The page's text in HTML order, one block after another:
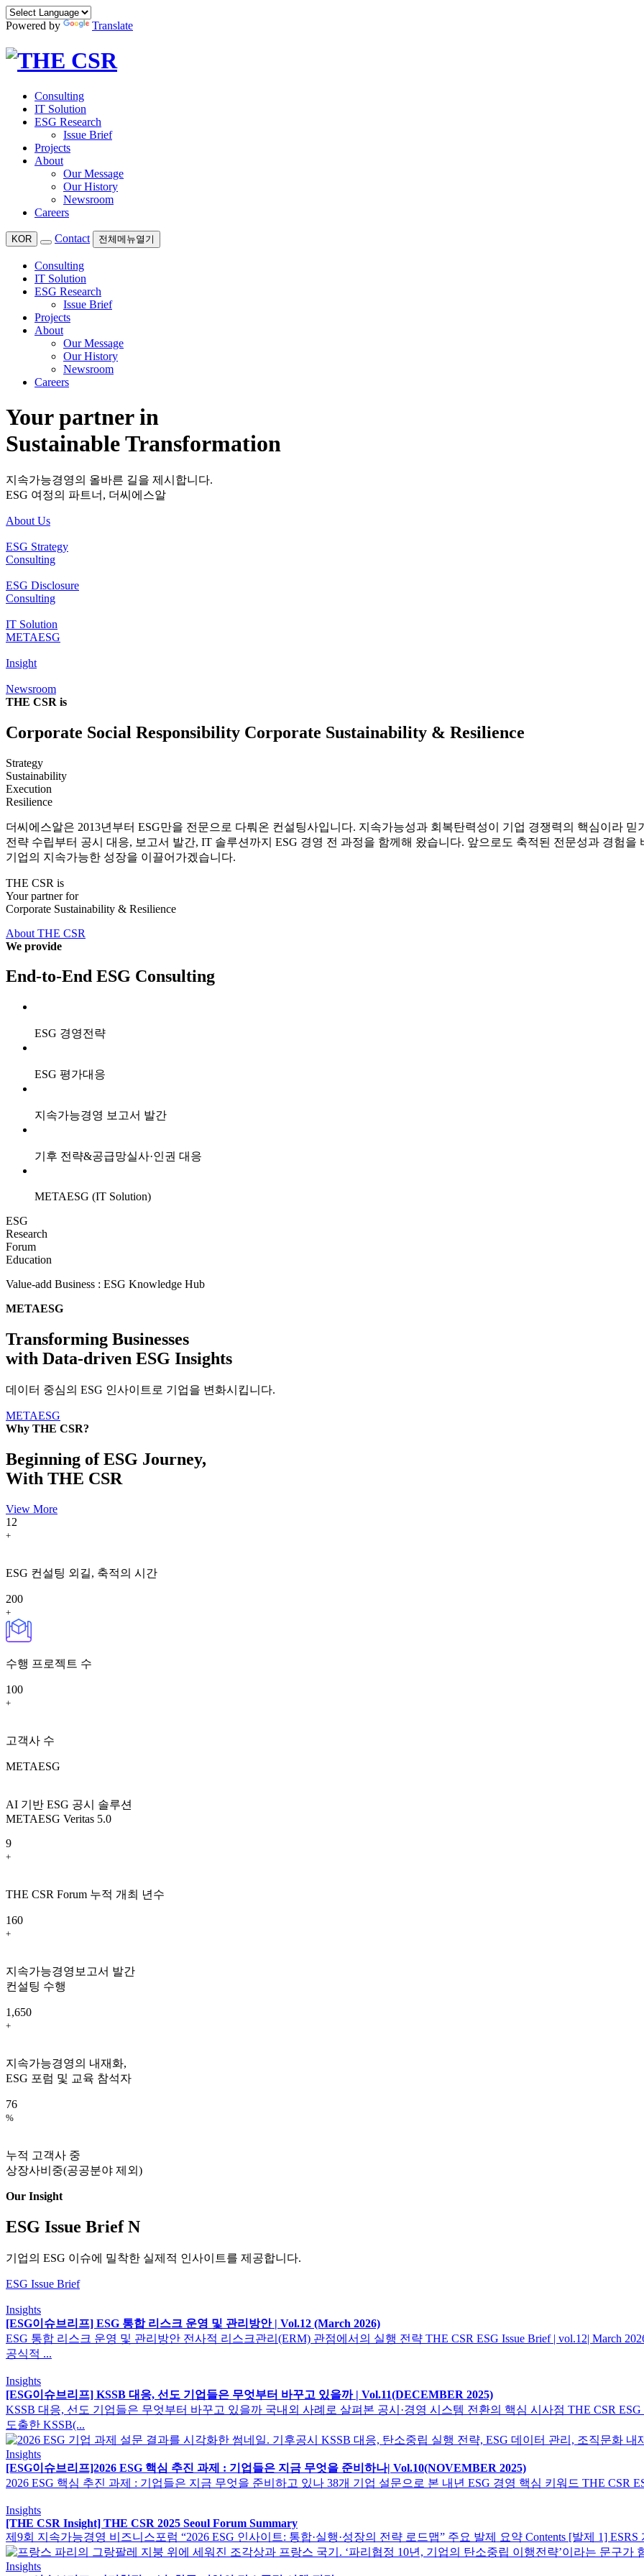
Powered by Translate
Consulting
IT Solution
ESG Research
Issue Brief
Projects
About
Our Message
Our History
Newsroom
Careers
KOR Contact 전체메뉴열기
Consulting
IT Solution
ESG Research
Issue Brief
Projects
About
Our Message
Our History
Newsroom
Careers
Your partner in
Sustainable Transformation
지속가능경영의 올바른 길을 제시합니다.
ESG 여정의 파트너, 더씨에스알
About Us
ESG Strategy
Consulting
ESG Disclosure
Consulting
IT Solution
METAESG
Insight
Newsroom
THE CSR is
Corporate Social Responsibility Corporate Sustainability & Resilience
Strategy
Sustainability
Execution
Resilience
더씨에스알은 2013년부터 ESG만을 전문으로 다뤄온 컨설팅사입니다. 지속가능성과 회복탄력성이 기업 경쟁력의 핵심이라 믿
전략 수립부터 공시 대응, 보고서 발간, IT 솔루션까지 ESG 경영 전 과정을 함께해 왔습니다. 앞으로도 축적된 전문성과 경험을
기업의 지속가능한 성장을 이끌어가겠습니다.
THE CSR is
Your partner for
Corporate Sustainability & Resilience
About THE CSR
We provide
End-to-End ESG Consulting
ESG 경영전략
ESG 평가대응
지속가능경영 보고서 발간
기후 전략&공급망실사·인권 대응
METAESG (IT Solution)
ESG
Research
Forum
Education
Value-add Business : ESG Knowledge Hub
METAESG
Transforming Businesses
with Data-driven ESG Insights
데이터 중심의 ESG 인사이트로 기업을 변화시킵니다.
METAESG
Why THE CSR?
Beginning of ESG Journey,
With THE CSR
View More
12
+
ESG 컨설팅 외길, 축적의 시간
200
+
수행 프로젝트 수
100
+
고객사 수
METAESG
AI 기반 ESG 공시 솔루션
METAESG Veritas 5.0
9
+
THE CSR Forum 누적 개최 년수
160
+
지속가능경영보고서 발간
컨설팅 수행
1,650
+
지속가능경영의 내재화,
ESG 포럼 및 교육 참석자
76
%
누적 고객사 중
상장사비중(공공분야 제외)
Our Insight
ESG Issue BriefN
기업의 ESG 이슈에 밀착한 실제적 인사이트를 제공합니다.
ESG Issue Brief
Insights
[ESG이슈브리프] ESG 통합 리스크 운영 및 관리방안 | Vol.12 (March 2026)
ESG 통합 리스크 운영 및 관리방안 전사적 리스크관리(ERM) 관점에서의 실행 전략 THE CSR ESG Issue Brief | vol.12| March
공식적 ...
Insights
[ESG이슈브리프] KSSB 대응, 선도 기업들은 무엇부터 바꾸고 있을까​ ​| Vol.11(DECEMBER 2025)
KSSB 대응, 선도 기업들은 무엇부터 바꾸고 있을까 국내외 사례로 살펴본 공시·경영 시스템 전환의 핵심 시사점 THE CSR ESG
도출한 KSSB(...
Insights
[ESG이슈브리프]2026 ESG 핵심 추진 과제 : 기업들은 지금 무엇을 준비하나​| Vol.10(NOVEMBER 2025)
2026 ESG 핵심 추진 과제 : 기업들은 지금 무엇을 준비하고 있나 38개 기업 설문으로 본 내년 ESG 경영 핵심 키워드 THE CSR
Insights
[THE CSR Insight] THE CSR 2025 Seoul Forum Summary
제9회 지속가능경영 비즈니스포럼 “2026 ESG 인사이트: 통합·실행·성장의 전략 로드맵” 주요 발제 요약 Contents [발제 1]
Insights